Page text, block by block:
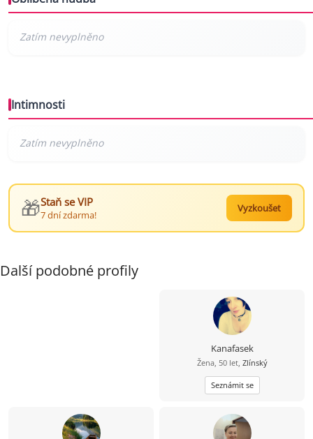
Intimnosti
🎁Staň se VIP
7 dní zdarma!
Vyzkoušet
Další podobné profily
Kanafasek
Žena, 50 let, Zlínský
Seznámit se